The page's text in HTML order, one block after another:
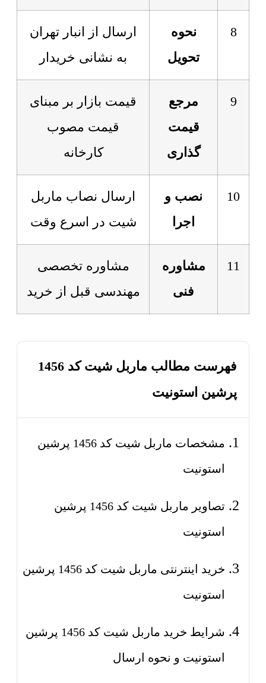
8
نحوه
تحویل
ارسال از انبار تهران
به نشانی خریدار
9
مرجع
قیمت
گذاری
قیمت بازار بر مبنای
قیمت مصوب
کارخانه
10
نصب و
اجرا
ارسال نصاب ماربل
شیت در اسرع وقت
11
مشاوره
فنی
مشاوره تخصصی
مهندسی قبل از خرید
فهرست مطالب ماربل شیت کد 1456
پرشین استونیت
مشخصات ماربل شیت کد 1456 پرشین
استونیت
تصاویر ماربل شیت کد 1456 پرشین
استونیت
خرید اینترنتی ماربل شیت کد 1456 پرشین
استونیت
شرایط خرید ماربل شیت کد 1456 پرشین
استونیت و نحوه ارسال